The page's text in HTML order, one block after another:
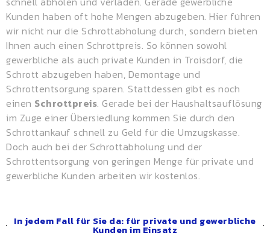
Kunden haben oft hohe Mengen abzugeben. Hier führen
wir nicht nur die Schrottabholung durch, sondern bieten
Ihnen auch einen Schrottpreis. So können sowohl
gewerbliche als auch private Kunden in Troisdorf, die
Schrott abzugeben haben, Demontage und
Schrottentsorgung sparen. Stattdessen gibt es noch
einen Schrottpreis. Gerade bei der Haushaltsauflösung
im Zuge einer Übersiedlung kommen Sie durch den
Schrottankauf schnell zu Geld für die Umzugskasse.
Doch auch bei der Schrottabholung und der
Schrottentsorgung von geringen Menge für private und
gewerbliche Kunden arbeiten wir kostenlos.
In jedem Fall für Sie da: für private und gewerbliche
Kunden im Einsatz